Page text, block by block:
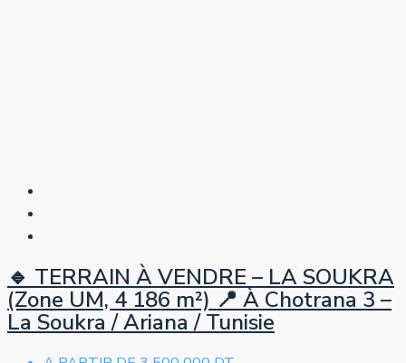
🔹 TERRAIN À VENDRE – LA SOUKRA
(Zone UM, 4 186 m²) 📍 À Chotrana 3 –
La Soukra / Ariana / Tunisie